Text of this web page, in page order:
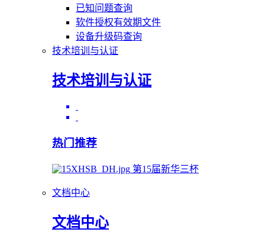
已知问题查询
软件授权有效期文件
设备升级码查询
技术培训与认证
技术培训与认证
热门推荐
第15届新华三杯
文档中心
文档中心